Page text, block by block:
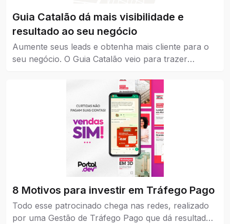
Guia Catalão dá mais visibilidade e
resultado ao seu negócio
Aumente seus leads e obtenha mais cliente para o
seu negócio. O Guia Catalão veio para trazer
todos os níveis, pequena, média e grande.
8 Motivos para investir em Tráfego Pago
Todo esse patrocinado chega nas redes, realizado
por uma Gestão de Tráfego Pago que dá resultados